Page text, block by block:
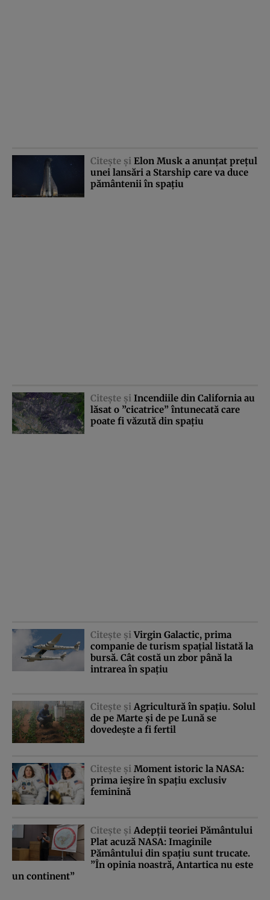
Citeşte şi Elon Musk a anunţat preţul
unei lansări a Starship care va duce
pământenii în spaţiu
Citeşte şi Incendiile din California au
lăsat o ”cicatrice” întunecată care
poate fi văzută din spaţiu
Citeşte şiVirgin Galactic, prima
companie de turism spaţial listată la
bursă. Cât costă un zbor până la
intrarea în spaţiu
Citeşte şi Agricultură în spaţiu. Solul
de pe Marte şi de pe Lună se
dovedeşte a fi fertil
Citeşte şi Moment istoric la NASA:
prima ieşire în spaţiu exclusiv
feminină
Citeşte şi Adepţii teoriei Pământului
Plat acuză NASA: Imaginile
Pământului din spaţiu sunt trucate.
”În opinia noastră, Antartica nu este
un continent”